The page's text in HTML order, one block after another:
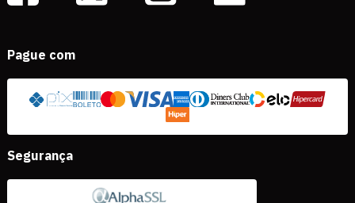
Pague com
Segurança